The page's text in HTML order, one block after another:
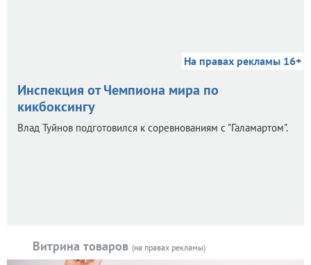
На правах рекламы 16+
Инспекция от Чемпиона мира по
кикбоксингу
Влад Туйнов подготовился к соревнованиям с "Галамартом".
Витрина товаров (на правах рекламы)